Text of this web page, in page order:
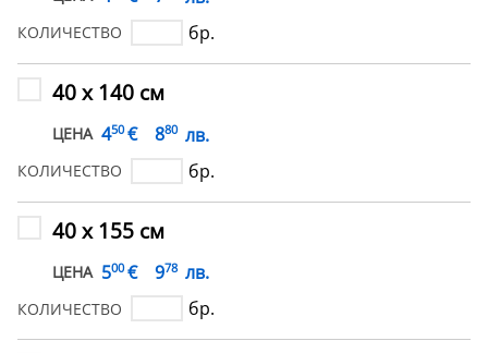
КОЛИЧЕСТВО бр.
40 х 140 см
ЦЕНА 450 € 880 лв.
КОЛИЧЕСТВО бр.
40 х 155 см
ЦЕНА 500 € 978 лв.
КОЛИЧЕСТВО бр.